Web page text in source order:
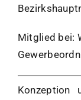
Mitglied bei:
Konzeption